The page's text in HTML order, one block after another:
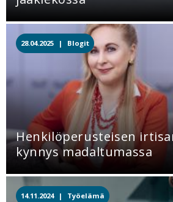
28.04.2025 | Blogit
Henkilöperusteisen
kynnys madaltumassa
14.11.2024 | Työelämä